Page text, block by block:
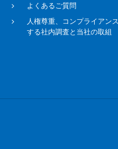
よくあるご質問
人権尊重、コンプライアン
する社内調査と当社の取組